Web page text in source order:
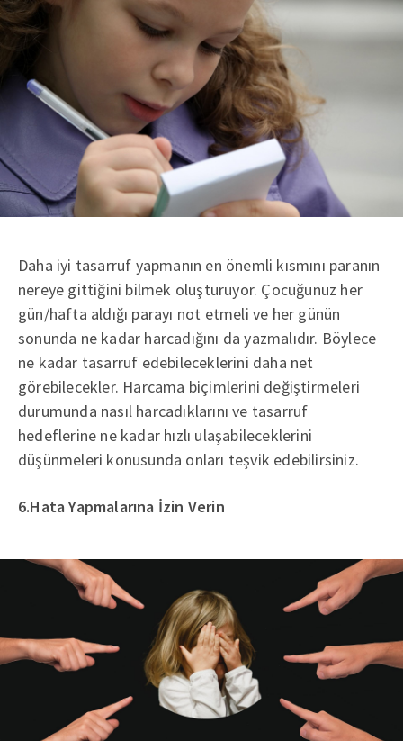
Daha iyi tasarruf yapmanın en önemli kısmını paranın
nereye gittiğini bilmek oluşturuyor. Çocuğunuz her
gün/hafta aldığı parayı not etmeli ve her günün
sonunda ne kadar harcadığını da yazmalıdır. Böylece
ne kadar tasarruf edebileceklerini daha net
görebilecekler. Harcama biçimlerini değiştirmeleri
durumunda nasıl harcadıklarını ve tasarruf
hedeflerine ne kadar hızlı ulaşabileceklerini
düşünmeleri konusunda onları teşvik edebilirsiniz.
6.Hata Yapmalarına İzin Verin